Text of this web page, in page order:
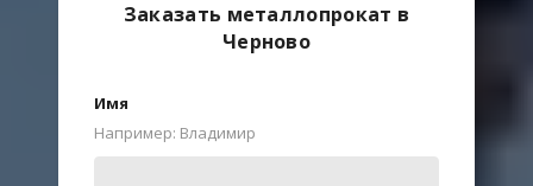
Заказать металлопрокат в
Черново
Имя
Например: Владимир